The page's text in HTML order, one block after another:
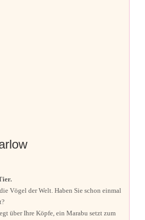
Vögel der Welt. Haben Sie schon einmal
über Ihre Köpfe, ein Marabu setzt zum